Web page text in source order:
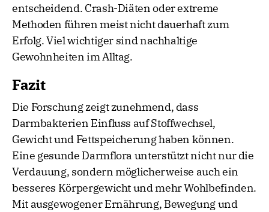
entscheidend. Crash-Diäten oder extreme
Methoden führen meist nicht dauerhaft zum
Erfolg. Viel wichtiger sind nachhaltige
Gewohnheiten im Alltag.
Fazit
Die Forschung zeigt zunehmend, dass
Darmbakterien Einfluss auf Stoffwechsel,
Gewicht und Fettspeicherung haben können.
Eine gesunde Darmflora unterstützt nicht nur die
Verdauung, sondern möglicherweise auch ein
besseres Körpergewicht und mehr Wohlbefinden.
Mit ausgewogener Ernährung, Bewegung und